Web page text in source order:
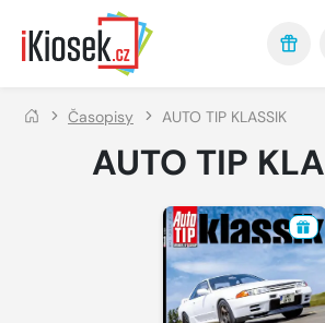
Přejít na hlavní obsah
Časopisy AUTO TIP KLASSIK
AUTO TIP